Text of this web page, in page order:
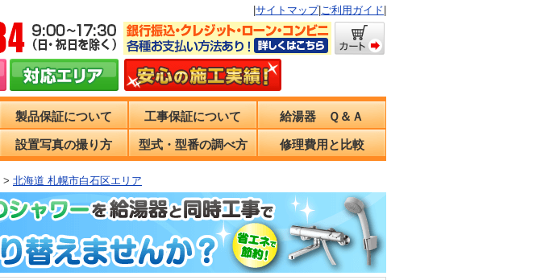
サイトマップ| ご利用ガイド
製品保証について 工事保証について 給湯器 Ｑ＆Ａ
設置写真の撮り方 型式・型番の調べ方 修理費用と比較
> 北海道 札幌市白石区エリア